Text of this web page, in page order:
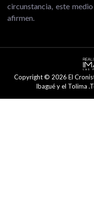
circunstancia, este
afirmen.
Copyright © 2026 El
Ibagué y el Tolima